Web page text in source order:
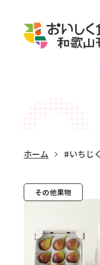
ホーム #いちじ
その他果物